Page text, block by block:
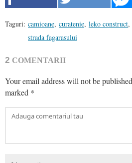
Taguri: camioane, curatenie, leko construct,
strada fagarasului
2 COMENTARII
Your email address will not be
marked *